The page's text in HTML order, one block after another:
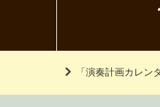
「演奏計画カレン